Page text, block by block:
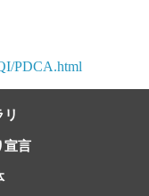
PDCA.html
リ
宣言